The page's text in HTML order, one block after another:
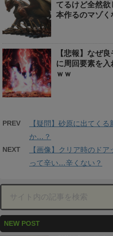
てるけど全然
本作るのマゾく
【悲報】なぜ
に周回要素を
ｗｗ
PREV
【疑問】砂原に出てく
か…？
NEXT
【画像】クリア時のド
って辛い…辛くない？
NEW POST